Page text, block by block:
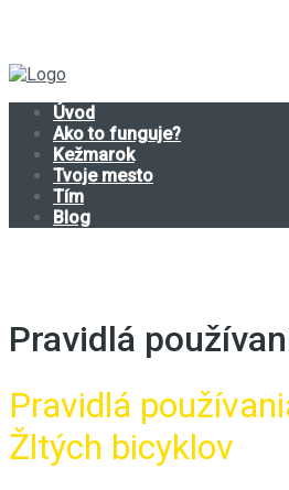
Úvod
Ako to funguje?
Kežmarok
Tvoje mesto
Tím
Blog
Pravidlá
Pravidlá
Žltých bicyklov